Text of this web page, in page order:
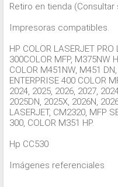
Retiro en tienda (Consultar
Impresoras compatibles.
HP COLOR LASERJET PRO
300COLOR MFP, M375NW
COLOR M451NW, M451
ENTERPRISE 400 COLOR
2024, 2025, 2026, 2027,
2025DN, 2025X, 2026N,
LASERJET, CM2320, MFP
300, COLOR M351 HP.
Hp CC530
Imágenes referenciales